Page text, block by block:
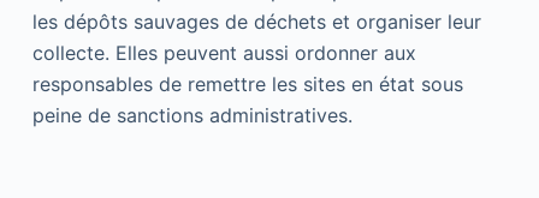
les dépôts sauvages de déchets et organiser leur
collecte. Elles peuvent aussi ordonner aux
responsables de remettre les sites en état sous
peine de sanctions administratives.